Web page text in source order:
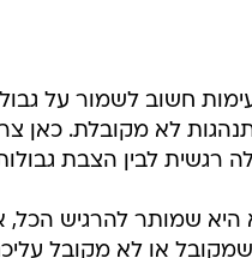
חשוב לשמור על
לא מקובלת. כאן
רגשית לבין הצבת
היא שמותר להרגיש
או לא מקובל